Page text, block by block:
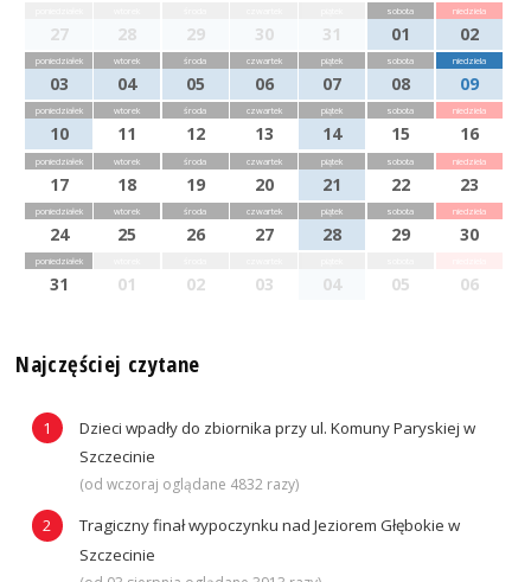
27 28 29 30 31
sobota
01
niedziela
02
poniedziałek
03
wtorek
04
środa
05
czwartek
06
piątek
07
sobota
08
niedziela
09
poniedziałek
10
wtorek
11
środa
12
czwartek
13
piątek
14
sobota
15
niedziela
16
poniedziałek
17
wtorek
18
środa
19
czwartek
20
piątek
21
sobota
22
niedziela
23
poniedziałek
24
wtorek
25
środa
26
czwartek
27
piątek
28
sobota
29
niedziela
30
poniedziałek
31 01 02 03 04 05 06
Najczęściej czytane
Dzieci wpadły do zbiornika przy ul. Komuny Paryskiej w
Szczecinie
(od wczoraj oglądane 4832 razy)
Tragiczny finał wypoczynku nad Jeziorem Głębokie w
Szczecinie